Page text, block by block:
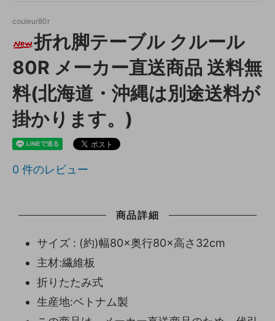
couleur80r
折れ脚テーブル クルール
80R メーカー直送商品 送料無
料(北海道・沖縄は別途送料が
掛かります。)
0 件のレビュー
商品詳細
サイズ : (約)幅80×奥行80×高さ32cm
主材:繊維板
折りたたみ式
生産地:ベトナム製